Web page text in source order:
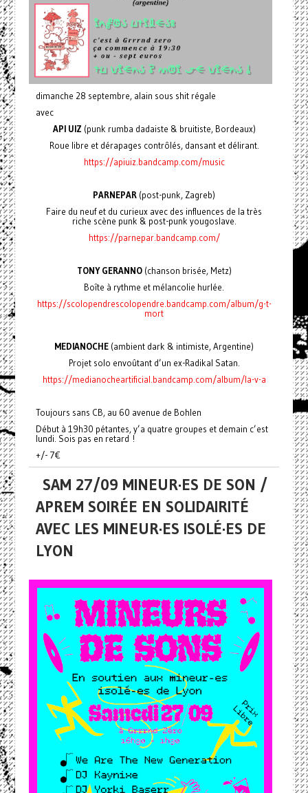
dimanche 28 septembre, alain sous shit régale
avec
API UIZ (punk rumba dadaiste & bruitiste, Bordeaux)
Roue libre et dérapages contrôlés, dansant et délirant.
https://apiuiz.bandcamp.com/music
PARNEPAR (post-punk, Zagreb)
Faire du neuf et du curieux avec des influences de la très
riche scène punk & post-punk yougoslave.
https://parnepar.bandcamp.com/
TONY GERANNO(chanson brisée, Metz)
Boîte à rythme et mélancolie hurlée.
https://scolopendrescolopendre.bandcamp.com/album/g-t-
mort
MEDIANOCHE (ambient dark & intimiste, Argentine)
Projet solo envoûtant d’un ex-Radikal Satan.
https://medianocheartificial.bandcamp.com/album/la-v-a
Toujours sans CB, au 60 avenue de Bohlen
Début à 19h30 pétantes, y’a quatre groupes et demain c’est
lundi. Sois pas en retard !
+/- 7€
SAM 27/09 MINEUR·ES DE SON /
APREM SOIRÉE EN SOLIDAIRITÉ
AVEC LES MINEUR·ES ISOLÉ·ES DE
LYON